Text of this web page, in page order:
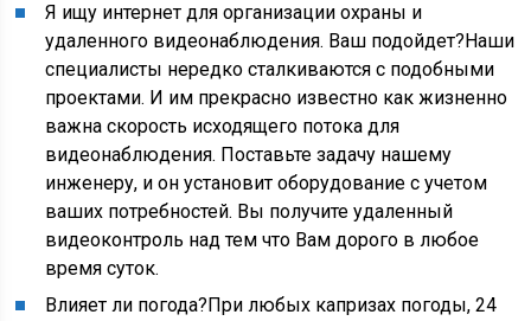
Я ищу интернет для организации охраны и
удаленного видеонаблюдения. Ваш подойдет?Наши
специалисты нередко сталкиваются с подобными
проектами. И им прекрасно известно как жизненно
важна скорость исходящего потока для
видеонаблюдения. Поставьте задачу нашему
инженеру, и он установит оборудование с учетом
ваших потребностей. Вы получите удаленный
видеоконтроль над тем что Вам дорого в любое
время суток.
Влияет ли погода?При любых капризах погоды, 24